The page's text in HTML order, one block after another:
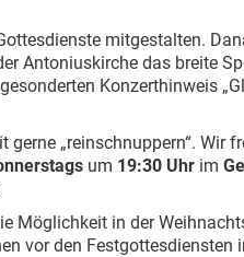
mitgestalten.
Antoniuskirche das breite
Konzerthinweis
„reinschnuppern“. Wir
um 19:30 Uhr im
Möglichkeit in der
vor den Festgottesdiensten